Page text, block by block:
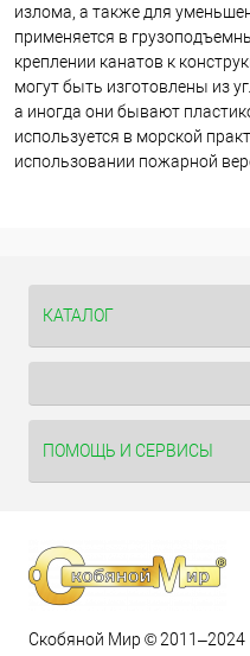
излома, а также для
применяется в
креплении канатов к
могут быть изготовлены из
а иногда они бывают
используется в морской
использовании пожарной
КАТАЛОГ
ПОМОЩЬ И СЕРВИСЫ
Скобяной Мир © 2011–2024